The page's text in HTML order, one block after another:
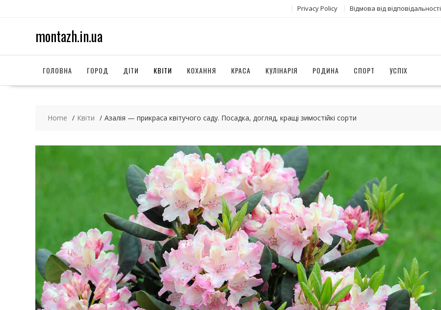
Privacy Policy Відмова від відповідальності
montazh.in.ua
ГОЛОВНА ГОРОД ДІТИ КВІТИ КОХАННЯ КРАСА КУЛІНАРІЯ РОДИНА СПОРТ УСПІХ
Home Квіти Азалія — прикраса квітучого саду. Посадка, догляд, кращі зимостійкі сорти